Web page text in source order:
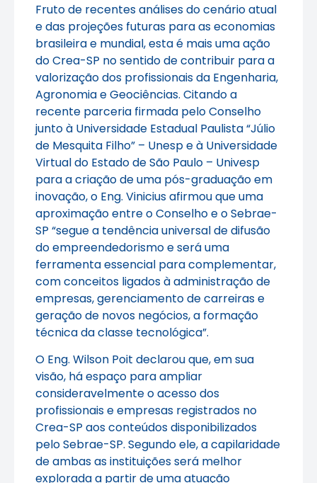
Fruto de recentes análises do cenário atual
e das projeções futuras para as economias
brasileira e mundial, esta é mais uma ação
do Crea-SP no sentido de contribuir para a
valorização dos profissionais da Engenharia,
Agronomia e Geociências. Citando a
recente parceria firmada pelo Conselho
junto à Universidade Estadual Paulista “Júlio
de Mesquita Filho” – Unesp e à Universidade
Virtual do Estado de São Paulo – Univesp
para a criação de uma pós-graduação em
inovação, o Eng. Vinicius afirmou que uma
aproximação entre o Conselho e o Sebrae-
SP “segue a tendência universal de difusão
do empreendedorismo e será uma
ferramenta essencial para complementar,
com conceitos ligados à administração de
empresas, gerenciamento de carreiras e
geração de novos negócios, a formação
técnica da classe tecnológica”.
O Eng. Wilson Poit declarou que, em sua
visão, há espaço para ampliar
consideravelmente o acesso dos
profissionais e empresas registrados no
Crea-SP aos conteúdos disponibilizados
pelo Sebrae-SP. Segundo ele, a capilaridade
de ambas as instituições será melhor
explorada a partir de uma atuação